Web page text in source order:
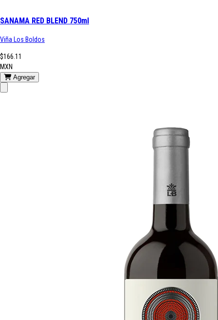
SANAMA RED BLEND 750ml
Viña Los Boldos
$166.11
MXN
Agregar